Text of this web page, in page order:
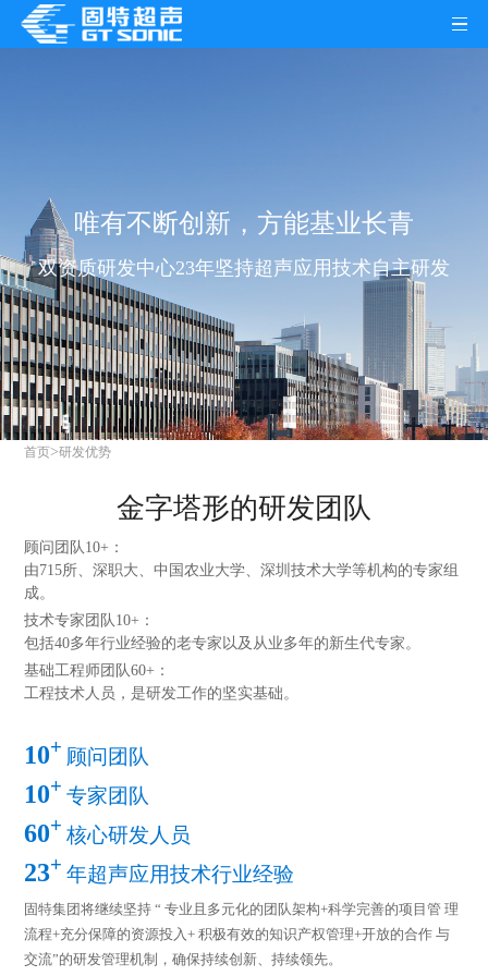
唯有不断创新，方能基业长青
双资质研发中心23年坚持超声应用技术自主研发
首页>研发优势
金字塔形的研发团队
顾问团队10+：
由715所、深职大、中国农业大学、深圳技术大学等机构的专家组
成。
技术专家团队10+：
包括40多年行业经验的老专家以及从业多年的新生代专家。
基础工程师团队60+：
工程技术人员，是研发工作的坚实基础。
10+ 顾问团队
10+ 专家团队
60+ 核心研发人员
23+ 年超声应用技术行业经验
固特集团将继续坚持 “ 专业且多元化的团队架构+科学完善的项目管 理
流程+充分保障的资源投入+ 积极有效的知识产权管理+开放的合作 与
交流”的研发管理机制，确保持续创新、持续领先。